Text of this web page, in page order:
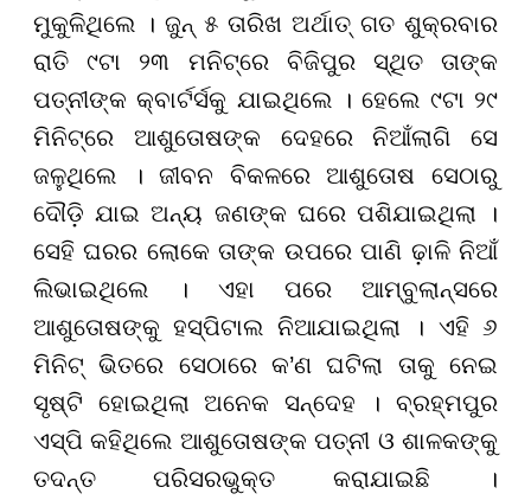
ମୁକୁଳିଥିଲେ । ଜୁନ୍ ୫ ତାରିଖ ଅର୍ଥାତ୍ ଗତ ଶୁକ୍ରବାର
ରାତି ୯ଟା ୨୩ ମନିଟ୍‌ରେ ବିଜିପୁର ସ୍ଥିତ ତାଙ୍କ
ପତ୍ନୀଙ୍କ କ୍ବାର୍ଟର୍ସକୁ ଯାଇଥିଲେ । ହେଲେ ୯ଟା ୨୯
ମିନିଟ୍‌ରେ ଆଶୁତୋଷଙ୍କ ଦେହରେ ନିଆଁଲାଗି ସେ
ଜଳୁଥିଲେ । ଜୀବନ ବିକଳରେ ଆଶୁତୋଷ ସେଠାରୁ
ଦୌଡ଼ି ଯାଇ ଅନ୍ୟ ଜଣଙ୍କ ଘରେ ପଶିଯାଇଥିଲା ।
ସେହି ଘରର ଲୋକେ ତାଙ୍କ ଉପରେ ପାଣି ଢ଼ାଳି ନିଆଁ
ଲିଭାଇଥିଲେ । ଏହା ପରେ ଆମ୍ବୁଲାନ୍ସରେ
ଆଶୁତୋଷଙ୍କୁ ହସ୍ପିଟାଲ ନିଆଯାଇଥିଲା । ଏହି ୬
ମିନିଟ୍ ଭିତରେ ସେଠାରେ କ’ଣ ଘଟିଲା ତାକୁ ନେଇ
ସୃଷ୍ଟି ହୋଇଥିଲା ଅନେକ ସନ୍ଦେହ । ବ୍ରହ୍ମପୁର
ଏସ୍‌ପି କହିଥିଲେ ଆଶୁତୋଷଙ୍କ ପତ୍ନୀ ଓ ଶାଳକଙ୍କୁ
ତଦନ୍ତ ପରିସରଭୁକ୍ତ କରାଯାଇଛି ।